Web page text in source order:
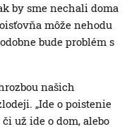
by sme nechali doma
môže nehodu
bude problém s
našich
„Ide o poistenie
už ide o dom, alebo